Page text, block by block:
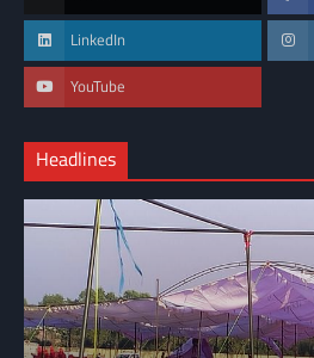
LinkedIn
YouTube
Headlines